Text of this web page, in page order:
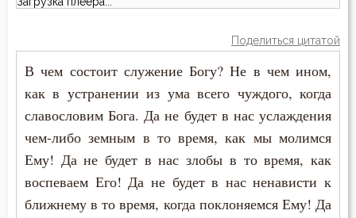
Поделиться цитатой
В чем состоит служение Богу? Не в чем ином,
как в устранении из ума всего чуждого, когда
славословим Бога. Да не будет в нас услаждения
чем-либо земным в то время, как мы молимся
Ему! Да не будет в нас злобы в то время, как
воспеваем Его! Да не будет в нас ненависти к
ближнему в то время, когда поклоняемся Ему! Да